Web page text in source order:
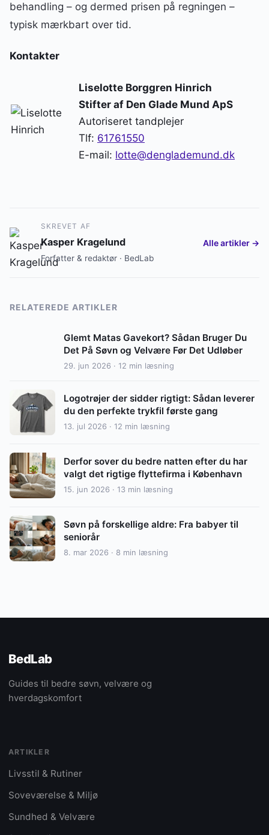
behandling – og dermed prisen på regningen –
typisk mærkbart over tid.
Kontakter
Liselotte Borggren Hinrich
Stifter af Den Glade Mund ApS
Autoriseret tandplejer
Tlf: 61761550
E-mail: lotte@denglademund.dk
SKREVET AF
Kasper Kragelund
Forfatter & redaktør · BedLab
Alle artikler →
RELATEREDE ARTIKLER
Glemt Matas Gavekort? Sådan Bruger Du
Det På Søvn og Velvære Før Det Udløber
29. jun 2026 · 12 min læsning
Logotrøjer der sidder rigtigt: Sådan leverer
du den perfekte trykfil første gang
13. jul 2026 · 12 min læsning
Derfor sover du bedre natten efter du har
valgt det rigtige flyttefirma i København
15. jun 2026 · 13 min læsning
Søvn på forskellige aldre: Fra babyer til
seniorår
8. mar 2026 · 8 min læsning
BedLab
Guides til bedre søvn, velvære og
hverdagskomfort
ARTIKLER
Livsstil & Rutiner
Soveværelse & Miljø
Sundhed & Velvære